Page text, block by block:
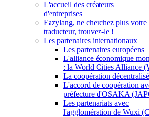
L'accueil des créateurs
d'entreprises
Eazylang, ne cherchez plus votre
traducteur, trouvez-le !
Les partenaires internationaux
Les partenaires européens
L'alliance économique
: la World Cities Alliance
La coopération
L'accord de coopération
préfecture d'OSAKA
Les partenariats avec
l'agglomération de Wuxi